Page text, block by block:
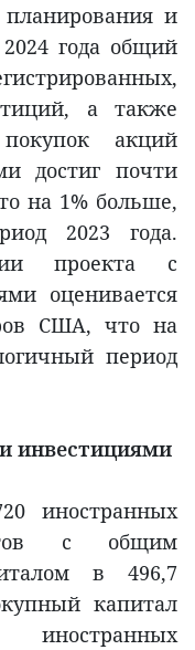
и
года общий
а также
акций
достиг почти
на 1% больше,
2023 года.
проекта с
оценивается
США, что на
период
инвестициями
иностранных
с общим
в 496,7
капитал